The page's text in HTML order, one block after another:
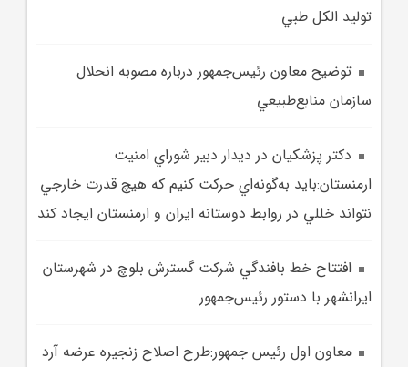
توليد الکل طبي
توضيح معاون رئيس‌جمهور درباره مصوبه انحلال
سازمان منابع‌طبيعي
دکتر پزشکيان در ديدار دبير شوراي امنيت
ارمنستان:بايد به‌گونه‌اي حرکت کنيم که هيچ قدرت خارجي
نتواند خللي در روابط دوستانه ايران و ارمنستان ايجاد کند
افتتاح خط بافندگي شرکت گسترش بلوچ در شهرستان
ايرانشهر با دستور رئيس‌جمهور
معاون اول رئيس جمهور:طرح اصلاح زنجيره عرضه آرد